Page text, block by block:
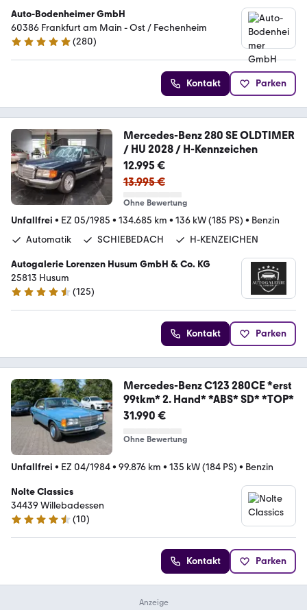
Auto-Bodenheimer GmbH
60386 Frankfurt am Main - Ost / Fechenheim
4.8 Sterne
(280)
Kontakt Parken
Mercedes-Benz 280 SE OLDTIMER
/ HU 2028 / H-Kennzeichen
12.995 €
13.995 €
Ohne Bewertung
Unfallfrei • EZ 05/1985 • 134.685 km • 136 kW (185 PS) • Benzin
Automatik
SCHIEBEDACH H-KENZEICHEN
Autogalerie Lorenzen Husum GmbH & Co. KG
25813 Husum
4.3 Sterne
(125)
Kontakt Parken
Mercedes-Benz C123 280CE *erst
99tkm* 2. Hand* *ABS* SD* *TOP*
31.990 €
Ohne Bewertung
Unfallfrei • EZ 04/1984• 99.876 km • 135 kW (184 PS) • Benzin
Nolte Classics
34439 Willebadessen
4.4 Sterne
(10)
Kontakt Parken